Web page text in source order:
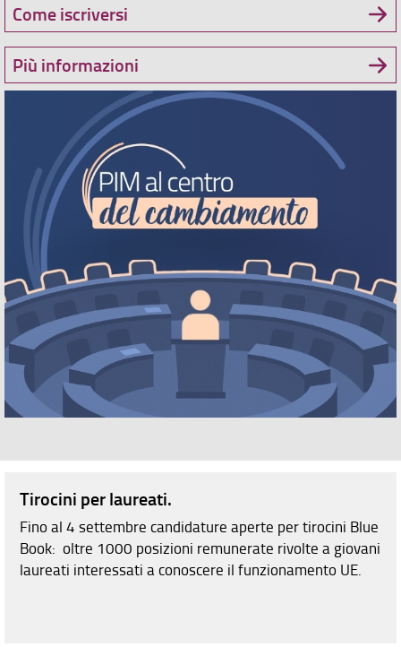
Come iscriversi
Più informazioni
Tirocini per laureati.
Fino al 4 settembre candidature aperte per tirocini Blue
Book: oltre 1000 posizioni remunerate rivolte a giovani
laureati interessati a conoscere il funzionamento UE.